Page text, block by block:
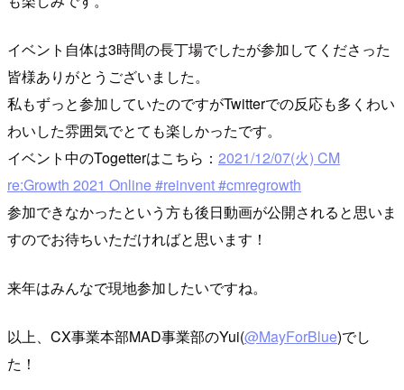
イベント自体は3時間の長丁場でしたが参加してくださった
皆様ありがとうございました。
私もずっと参加していたのですがTwitterでの反応も多くわい
わいした雰囲気でとても楽しかったです。
イベント中のTogetterはこちら： 2021/12/07(火) CM
re:Growth 2021 Online #reinvent #cmregrowth
参加できなかったという方も後日動画が公開されると思いま
すのでお待ちいただければと思います！
来年はみんなで現地参加したいですね。
以上、CX事業本部MAD事業部のYui(@MayForBlue)でし
た！